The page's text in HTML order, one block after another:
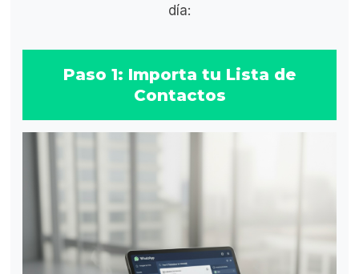
día:
Paso 1: Importa tu Lista de
Contactos